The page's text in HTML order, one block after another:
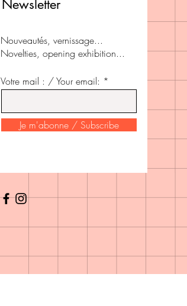
Newsletter
Nouveautés, vernissage...
Novelties, opening exhibition...
Votre mail : / Your email: *
Je m'abonne / Subscribe